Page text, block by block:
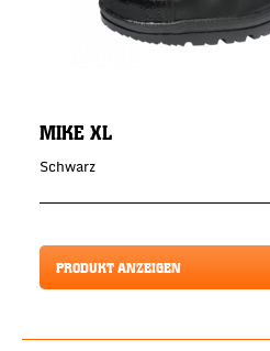
MIKE XL
Schwarz
PRODUKT ANZEIGEN